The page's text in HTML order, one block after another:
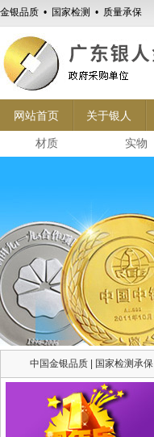
金银品质 • 国家检测 • 质量承保
网站首页 关于银人
材质 实物
中国金银品质 | 国家检测承保